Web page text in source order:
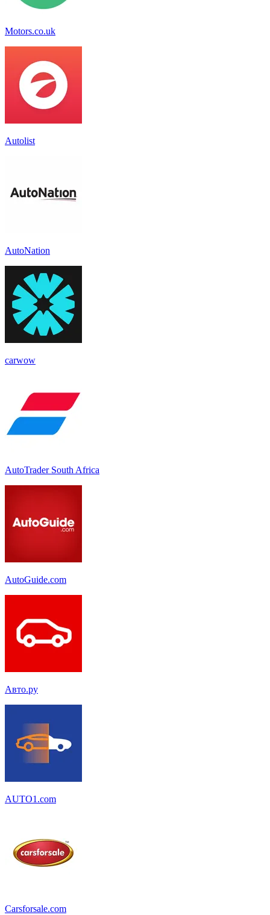
Motors.co.uk
Autolist
AutoNation
carwow
AutoTrader South Africa
AutoGuide.com
Авто.ру
AUTO1.com
Carsforsale.com